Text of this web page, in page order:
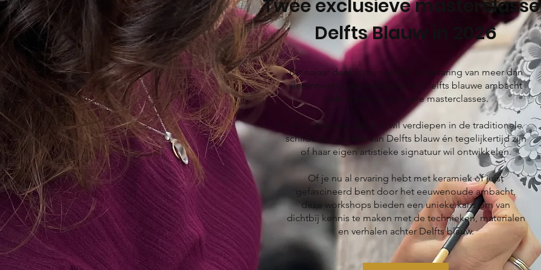
Twee exclusieve
Delfts Blauw in 2026
Dit najaar deel ik mijn kennis en ervaring van meer dan
vierentwintig jaar werken in het Delfts blauwe ambacht
tijdens twee bijzondere masterclasses.
Voor iedereen die zich wil verdiepen in de traditionele
schildertechnieken van Delfts blauw én tegelijkertijd zijn
of haar eigen artistieke signatuur wil ontwikkelen.
Of je nu al ervaring hebt met keramiek of juist
gefascineerd bent door het eeuwenoude ambacht,
deze workshops bieden een unieke kans om van
dichtbij kennis te maken met de technieken, materialen
en verhalen achter Delfts blauw.